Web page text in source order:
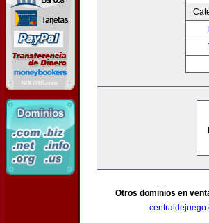
Otros dominios en